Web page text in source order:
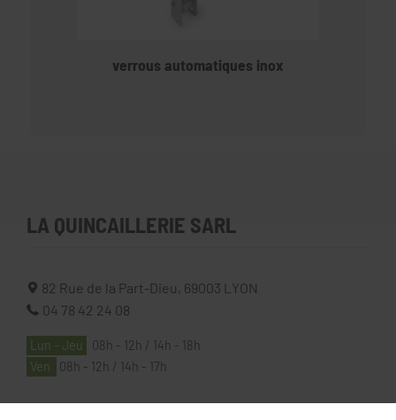
verrous automatiques inox
LA QUINCAILLERIE SARL
82 Rue de la Part-Dieu, 69003
LYON
04 78 42 24 08
Lun - Jeu
08h - 12h / 14h - 18h
Ven
08h - 12h / 14h - 17h